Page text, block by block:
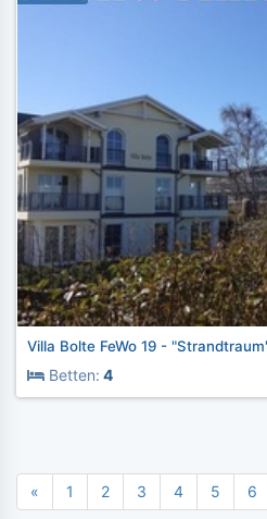
Villa Bolte FeWo 19 -
Betten: 4
« 1 2 3 4 5 6